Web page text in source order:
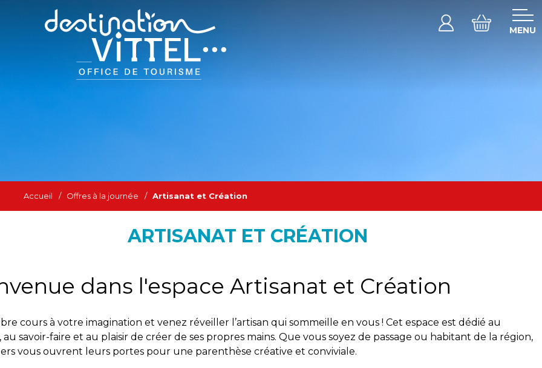
MENU
Accueil / Offres à la journée / Artisanat et Création
ARTISANAT ET CRÉATION
dans l'espace Artisanat et Création
cours à votre imagination et venez réveiller l’artisan qui sommeille en vous ! Cet espace est dédié au
au savoir-faire et au plaisir de créer de ses propres mains. Que vous soyez de passage ou habitant de la région,
vous ouvrent leurs portes pour une parenthèse créative et conviviale.